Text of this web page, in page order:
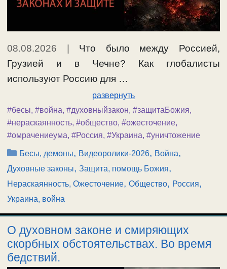
08.08.2026 | Что было между Россией,
Грузией и в Чечне? Как глобалисты
используют Россию для …
развернуть
#бесы, #война, #духовныйзакон, #защитаБожия,
#нераскаянность, #общество, #ожесточение,
#омрачениеума, #Россия, #Украина, #уничтожение
Рубрики
Бесы, демоны, Видеоролики-2026, Война,
Духовные законы, Защита, помощь Божия,
Нераскаянность, Ожесточение, Общество, Россия,
Украина, война
О духовном законе и смиряющих
скорбных обстоятельствах. Во время
бедствий.